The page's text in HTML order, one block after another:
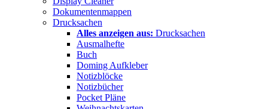
Dokumentenmappen
Drucksachen
Alles anzeigen aus: Drucksachen
Ausmalhefte
Buch
Doming Aufkleber
Notizblöcke
Notizbücher
Pocket Pläne